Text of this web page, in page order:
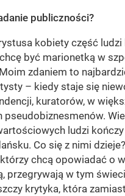
publiczności?
kobiety część ludzi
być marionetką w
zdaniem to
– kiedy staje się
kuratorów, w
pseudobiznesmenów.
ludzi
Co się z nimi
chcą opowiadać o
przegrywają w tym
krytyka, która